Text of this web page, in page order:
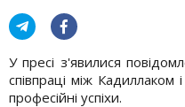
У пресі з'явилися
співпраці між
професійні успіхи.